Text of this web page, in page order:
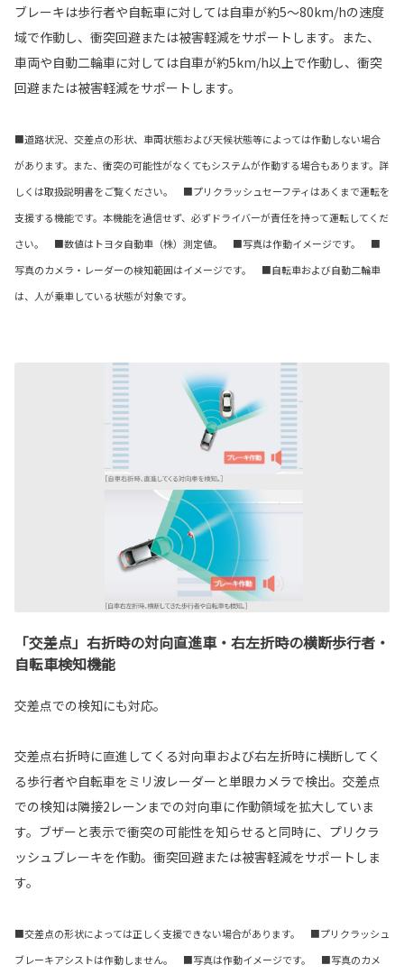
ブレーキは歩行者や自転車に対しては自車が約5～80km/hの速度
域で作動し、衝突回避または被害軽減をサポートします。また、
車両や自動二輪車に対しては自車が約5km/h以上で作動し、衝突
回避または被害軽減をサポートします。
■道路状況、交差点の形状、車両状態および天候状態等によっては作動しない場合
があります。また、衝突の可能性がなくてもシステムが作動する場合もあります。詳
しくは取扱説明書をご覧ください。 ■プリクラッシュセーフティはあくまで運転を
支援する機能です。本機能を過信せず、必ずドライバーが責任を持って運転してくだ
さい。 ■数値はトヨタ自動車（株）測定値。 ■写真は作動イメージです。 ■
写真のカメラ・レーダーの検知範囲はイメージです。 ■自転車および自動二輪車
は、人が乗車している状態が対象です。
「交差点」右折時の対向直進車・右左折時の横断歩行者・
自転車検知機能
交差点での検知にも対応。
交差点右折時に直進してくる対向車および右左折時に横断してく
る歩行者や自転車をミリ波レーダーと単眼カメラで検出。交差点
での検知は隣接2レーンまでの対向車に作動領域を拡大していま
す。ブザーと表示で衝突の可能性を知らせると同時に、プリクラ
ッシュブレーキを作動。衝突回避または被害軽減をサポートしま
す。
■交差点の形状によっては正しく支援できない場合があります。 ■プリクラッシュ
ブレーキアシストは作動しません。 ■写真は作動イメージです。 ■写真のカメ